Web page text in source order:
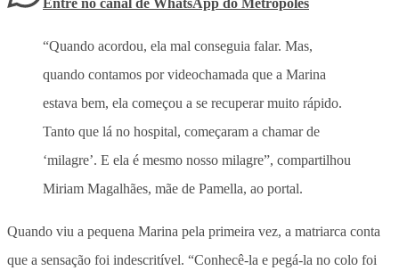
“Quando acordou, ela mal conseguia falar. Mas,
quando contamos por videochamada que a Marina
estava bem, ela começou a se recuperar muito rápido.
Tanto que lá no hospital, começaram a chamar de
‘milagre’. E ela é mesmo nosso milagre”, compartilhou
Miriam Magalhães, mãe de Pamella, ao portal.
Quando viu a pequena Marina pela primeira vez, a matriarca conta
que a sensação foi indescritível. “Conhecê-la e pegá-la no colo foi